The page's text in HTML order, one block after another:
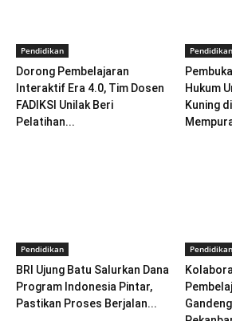
Pendidikan
Dorong Pembelajaran
Interaktif Era 4.0, Tim Dosen
FADIKSI Unilak Beri
Pelatihan...
Pendidikan
Hukum
Kuning
Pendidikan
BRI Ujung Batu Salurkan Dana
Program Indonesia Pintar,
Pastikan Proses Berjalan...
Pendidikan